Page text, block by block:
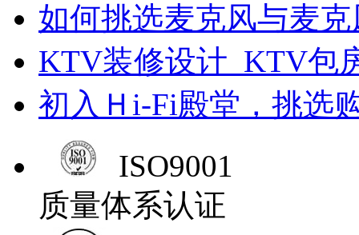
如何挑选麦克风与麦
KTV装修设计_KTV包
初入Ｈi-Fi殿堂，挑选
ISO9001
质量体系认证